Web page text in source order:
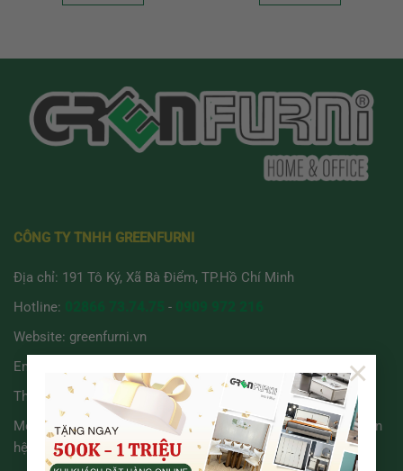
×
CÔNG TY TNHH GREENFURNI
Địa chỉ: 191 Tô Ký, Xã Bà Điểm, TP.Hồ Chí Minh
Hotline:
-
Website: greenfurni.vn
Email:
Thời gian làm việc:
8:00 - 21:00 ( T2 - CN )
Mọi khiếu nại & bảo vệ quyền lợi người tiêu dùng, vui lòng liên
hệ:
0966.111.486